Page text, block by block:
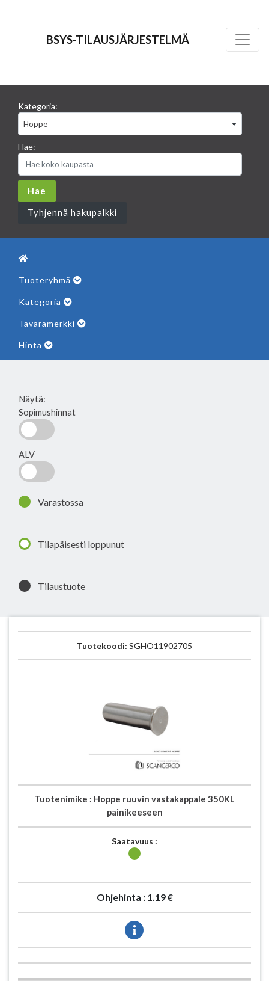
BSYS-TILAUSJÄRJESTELMÄ
Kategoria:
Hoppe
Hae:
Tyhjennä hakupalkki
Tuoteryhmä
Kategoria
Tavaramerkki
Hinta
Näytä:
Sopimushinnat
ALV
Varastossa
Tilapäisesti loppunut
Tilaustuote
Tuotekoodi: SGHO11902705
Tuotenimike : Hoppe ruuvin vastakappale 350KL
painikeeseen
Saatavuus :
Ohjehinta : 1.19 €